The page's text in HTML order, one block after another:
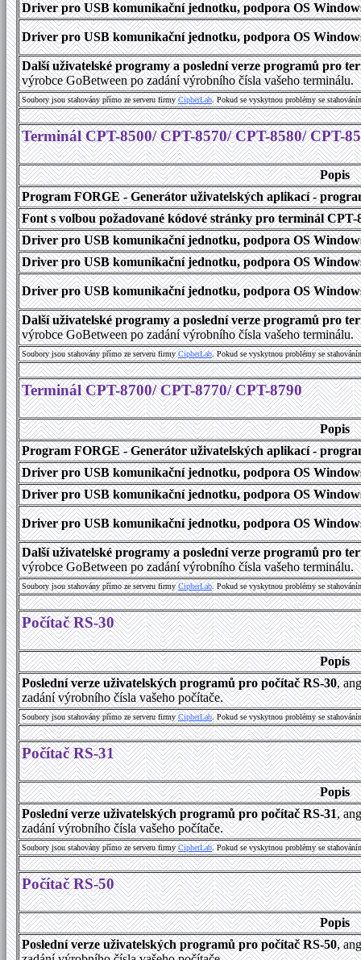
Driver pro USB komunikační jednotku, podpora OS
Driver pro USB komunikační jednotku, podpora OS
Další uživatelské programy a poslední verze programů pro
výrobce GoBetween po zadání výrobního čísla vašeho terminálu.
Soubory jsou stahovány přímo ze serveru firmyCipherLab. Pokud se vyskytnou problémy se
Terminál CPT-8500/ CPT-8570/ CPT-8580/ CPT-
Popis
Program FORGE - Generátor uživatelských aplikací -
Font s volbou požadované kódové stránky pro terminál
Driver pro USB komunikační jednotku, podpora OS
Driver pro USB komunikační jednotku, podpora OS
Driver pro USB komunikační jednotku, podpora OS
Další uživatelské programy a poslední verze programů pro
výrobce GoBetween po zadání výrobního čísla vašeho terminálu.
Soubory jsou stahovány přímo ze serveru firmyCipherLab. Pokud se vyskytnou problémy se
Terminál CPT-8700/ CPT-8770/ CPT-8790
Popis
Program FORGE - Generátor uživatelských aplikací -
Driver pro USB komunikační jednotku, podpora OS
Driver pro USB komunikační jednotku, podpora OS
Driver pro USB komunikační jednotku, podpora OS
Další uživatelské programy a poslední verze programů pro
výrobce GoBetween po zadání výrobního čísla vašeho terminálu.
Soubory jsou stahovány přímo ze serveru firmyCipherLab. Pokud se vyskytnou problémy se
Počítač RS-30
Popis
Poslední verze uživatelských programů pro počítač RS-30,
zadání výrobního čísla vašeho počítače.
Soubory jsou stahovány přímo ze serveru firmyCipherLab. Pokud se vyskytnou problémy se
Počítač RS-31
Popis
Poslední verze uživatelských programů pro počítač RS-31,
zadání výrobního čísla vašeho počítače.
Soubory jsou stahovány přímo ze serveru firmyCipherLab. Pokud se vyskytnou problémy se
Počítač RS-50
Popis
Poslední verze uživatelských programů pro počítač RS-50,